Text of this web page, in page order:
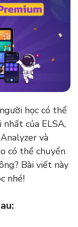
học có thể
của ELSA,
và
có thể chuyển
Bài viết này
nhé!